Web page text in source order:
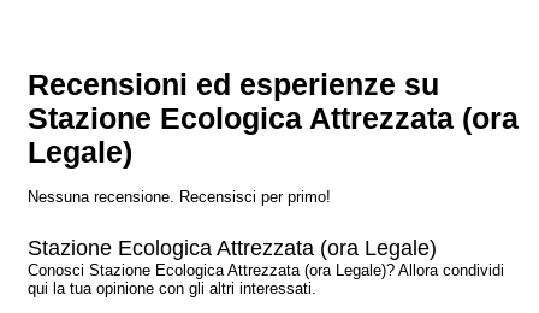
Recensioni ed esperienze su
Stazione Ecologica Attrezzata (ora
Legale)
Nessuna recensione. Recensisci per primo!
Stazione Ecologica Attrezzata (ora Legale)
Conosci Stazione Ecologica Attrezzata (ora Legale)? Allora condividi
qui la tua opinione con gli altri interessati.